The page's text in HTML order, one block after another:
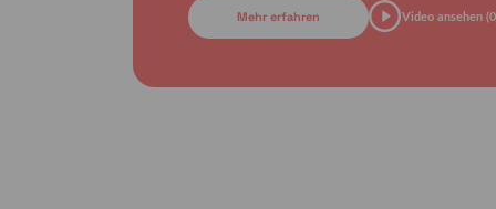
Mehr erfahren Video ansehen